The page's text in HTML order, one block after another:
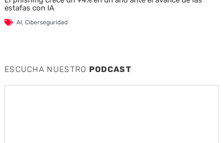
estafas con IA
AI, Ciberseguridad
ESCUCHA NUESTRO PODCAST